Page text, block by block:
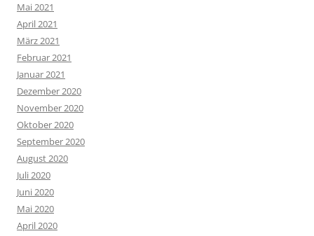
Mai 2021
April 2021
März 2021
Februar 2021
Januar 2021
Dezember 2020
November 2020
Oktober 2020
September 2020
August 2020
Juli 2020
Juni 2020
Mai 2020
April 2020